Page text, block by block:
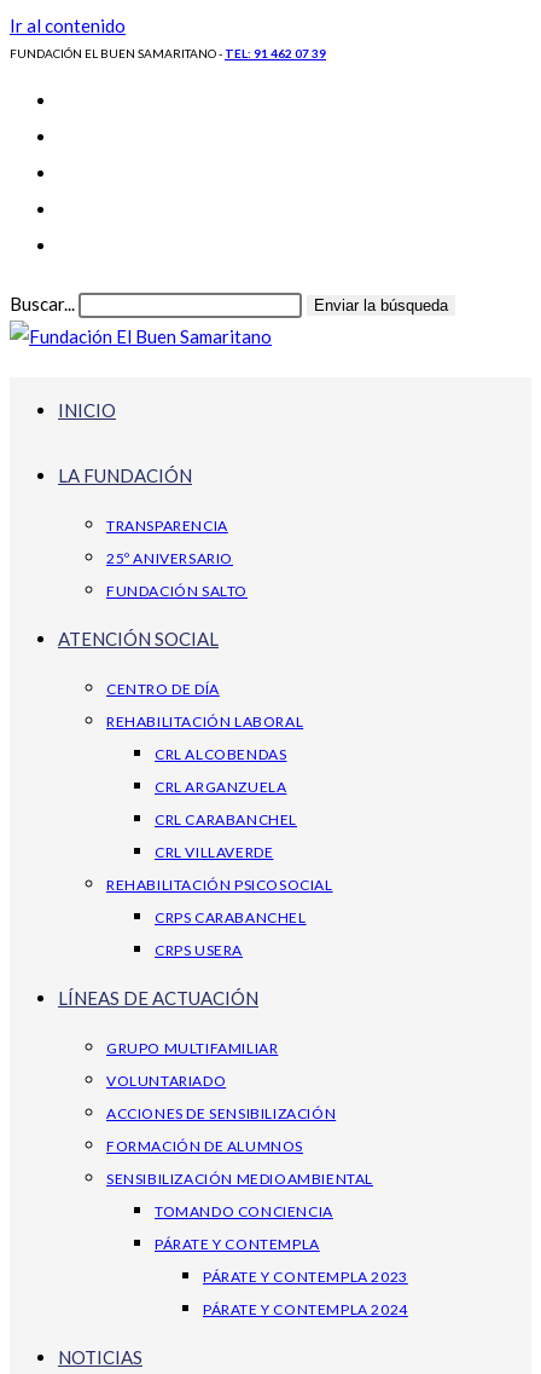
Ir al contenido
FUNDACIÓN EL BUEN SAMARITANO - TEL: 91 462 07 39
Buscar... Enviar la búsqueda
INICIO
LA FUNDACIÓN
TRANSPARENCIA
25º ANIVERSARIO
FUNDACIÓN SALTO
ATENCIÓN SOCIAL
CENTRO DE DÍA
REHABILITACIÓN LABORAL
CRL ALCOBENDAS
CRL ARGANZUELA
CRL CARABANCHEL
CRL VILLAVERDE
REHABILITACIÓN PSICOSOCIAL
CRPS CARABANCHEL
CRPS USERA
LÍNEAS DE ACTUACIÓN
GRUPO MULTIFAMILIAR
VOLUNTARIADO
ACCIONES DE SENSIBILIZACIÓN
FORMACIÓN DE ALUMNOS
SENSIBILIZACIÓN MEDIOAMBIENTAL
TOMANDO CONCIENCIA
PÁRATE Y CONTEMPLA
PÁRATE Y CONTEMPLA 2023
PÁRATE Y CONTEMPLA 2024
NOTICIAS